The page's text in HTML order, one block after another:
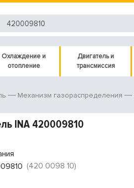
Охлаждение и
отопление
Двигатель и
трансмиссия
Механизм газораспределения
INA 420009810
(420 0098 10)